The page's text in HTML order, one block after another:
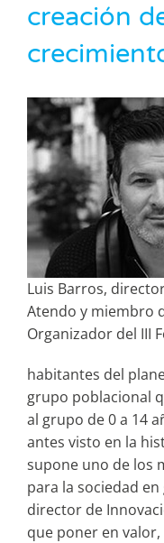
creación
Luis Barros,
Atendo y miembro
Organizador del III
habitantes del
grupo poblacional
al grupo de 0 a 14
antes visto en la
supone uno de los
para la sociedad
director de
que poner en